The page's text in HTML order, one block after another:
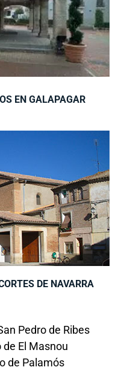
EN GALAPAGAR
DE NAVARRA
Pedro de Ribes
El Masnou
de Palamós